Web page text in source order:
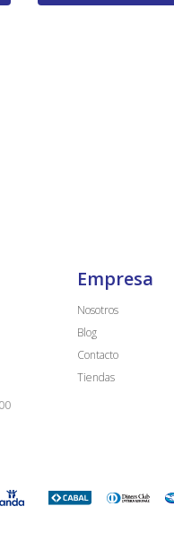
Empresa
Nosotros
Blog
Contacto
Tiendas